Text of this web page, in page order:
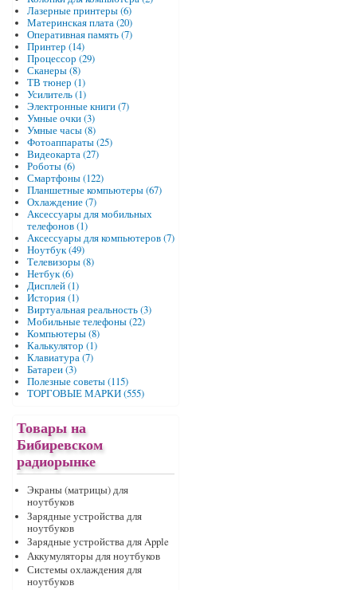
Лазерные принтеры (6)
Материнская плата (20)
Оперативная память (7)
Принтер (14)
Процессор (29)
Сканеры (8)
ТВ тюнер (1)
Усилитель (1)
Электронные книги (7)
Умные очки (3)
Умные часы (8)
Фотоаппараты (25)
Видеокарта (27)
Роботы (6)
Смартфоны (122)
Планшетные компьютеры (67)
Охлаждение (7)
Аксессуары для мобильных
телефонов (1)
Аксессуары для компьютеров (7)
Ноутбук (49)
Телевизоры (8)
Нетбук (6)
Дисплей (1)
История (1)
Виртуальная реальность (3)
Мобильные телефоны (22)
Компьютеры (8)
Калькулятор (1)
Клавиатура (7)
Батареи (3)
Полезные советы (115)
ТОРГОВЫЕ МАРКИ (555)
Товары на
Бибиревском
радиорынке
Экраны (матрицы) для
ноутбуков
Зарядные устройства для
ноутбуков
Зарядные устройства для Apple
Аккумуляторы для ноутбуков
Системы охлаждения для
ноутбуков